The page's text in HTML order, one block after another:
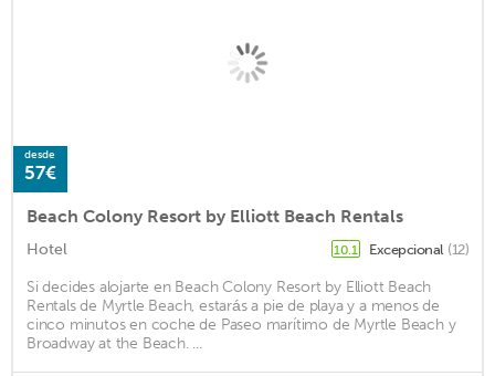
desde
57€
Beach Colony Resort by Elliott Beach Rentals
Hotel 10.1 Excepcional (12)
Si decides alojarte en Beach Colony Resort by Elliott Beach
Rentals de Myrtle Beach, estarás a pie de playa y a menos de
cinco minutos en coche de Paseo marítimo de Myrtle Beach y
Broadway at the Beach. ...